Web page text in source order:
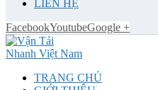
LIÊN HỆ
FacebookYoutubeGoogle +
TRANG CHỦ